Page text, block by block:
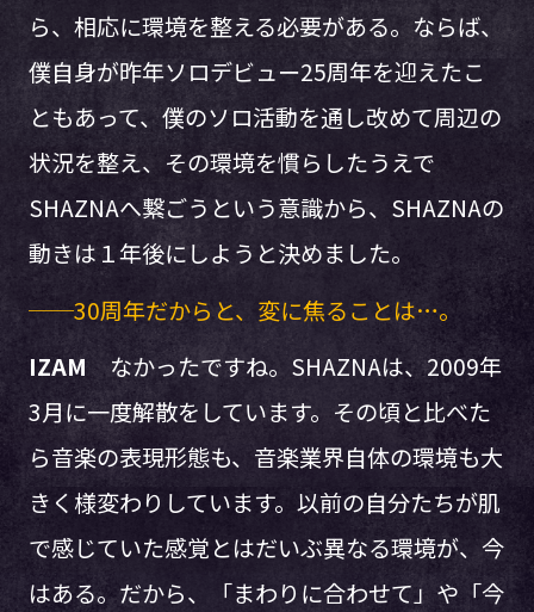
ら、相応に環境を整える必要がある。ならば、
僕自身が昨年ソロデビュー25周年を迎えたこ
ともあって、僕のソロ活動を通し改めて周辺の
状況を整え、その環境を慣らしたうえで
SHAZNAへ繋ごうという意識から、SHAZNAの
動きは１年後にしようと決めました。
──30周年だからと、変に焦ることは…。
IZAM なかったですね。SHAZNAは、2009年
3月に一度解散をしています。その頃と比べた
ら音楽の表現形態も、音楽業界自体の環境も大
きく様変わりしています。以前の自分たちが肌
で感じていた感覚とはだいぶ異なる環境が、今
はある。だから、「まわりに合わせて」や「今